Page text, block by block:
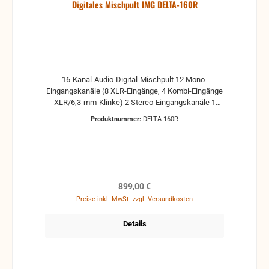
Digitales Mischpult IMG DELTA-160R
16-Kanal-Audio-Digital-Mischpult 12 Mono-
Eingangskanäle (8 XLR-Eingänge, 4 Kombi-Eingänge
XLR/6,3-mm-Klinke) 2 Stereo-Eingangskanäle 1
Phantomspeisung, pro Mono-Eingangskanal
Farb-LCD-Touchscreen (7") für Anzeige und
Produktnummer: DELTA-160R
Regulärer Preis:
899,00 €
Preise inkl. MwSt. zzgl. Versandkosten
Details